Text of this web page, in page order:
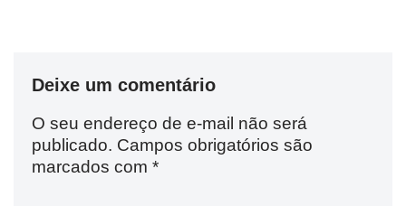
Deixe um comentário
O seu endereço de e-mail não será
publicado. Campos obrigatórios são
marcados com *